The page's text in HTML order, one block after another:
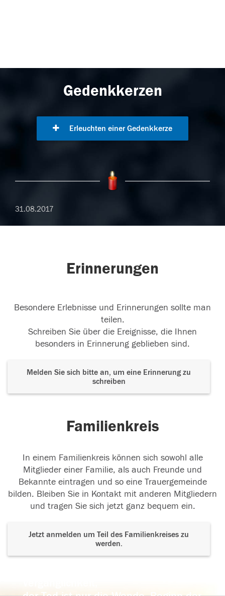
Gedenkkerzen
Erleuchten einer Gedenkkerze
31.08.2017
Erinnerungen
Besondere Erlebnisse und Erinnerungen sollte man
teilen.
Schreiben Sie über die Ereignisse, die Ihnen
besonders in Erinnerung geblieben sind.
Melden Sie sich bitte an, um eine Erinnerung zu
schreiben
Familienkreis
In einem Familienkreis können sich sowohl alle
Mitglieder einer Familie, als auch Freunde und
Bekannte eintragen und so eine Trauergemeinde
bilden. Bleiben Sie in Kontakt mit anderen Mitgliedern
und tragen Sie sich jetzt ganz bequem ein.
Jetzt anmelden um Teil des Familienkreises zu
werden.